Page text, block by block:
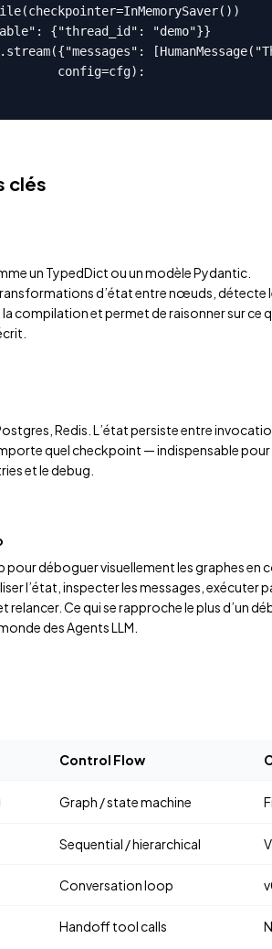
{"thread_id": "demo"}}
config=cfg):
clés
un TypedDict ou un modèle Pydantic.
d’état entre nœuds, détecte
la compilation et permet de raisonner sur ce
Redis. L’état persiste entre
quel checkpoint — indispensable pour
et le debug.
déboguer visuellement les graphes en
l’état, inspecter les messages, exécuter
relancer. Ce qui se rapproche le plus d’un
des Agents LLM.
Control Flow
Graph / state machine
Sequential / hierarchical
Conversation loop
Handoff tool calls